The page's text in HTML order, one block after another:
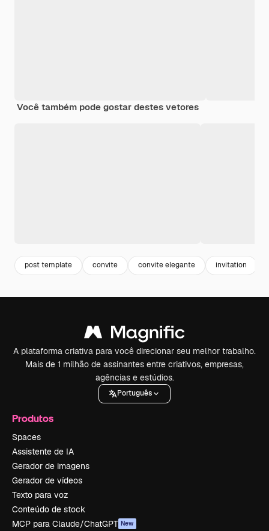
Você também pode gostar destes vetores
post template convite convite elegante invitation
A plataforma criativa para você direcionar seu melhor trabalho.
Mais de 1 milhão de assinantes entre criativos, empresas,
agências e estúdios.
Português
Produtos
Spaces
Assistente de IA
Gerador de imagens
Gerador de vídeos
Texto para voz
Conteúdo de stock
MCP para Claude/ChatGPT New